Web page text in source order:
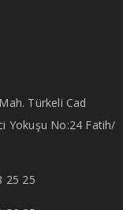
Türkeli Cad
Yokuşu No:24 Fatih/
25 25